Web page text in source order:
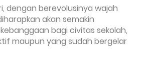
dengan berevolusinya wajah
akan semakin
bagi civitas sekolah,
maupun yang sudah bergelar